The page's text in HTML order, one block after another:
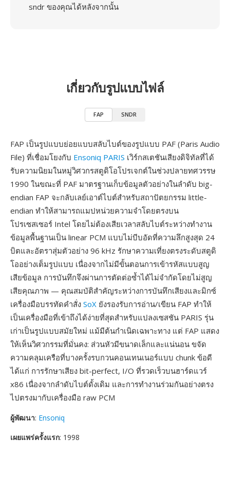
sndr ของคุณได้หลังจากนั้น
เกี่ยวกับรูปแบบไฟล์
FAP SNDR
FAP เป็นรูปแบบย่อยแบบสลับไบต์ของรูปแบบ PAF (Paris Audio
File) ที่เชื่อมโยงกับ Ensoniq PARIS เวิร์กสเตชันเสียงดิจิทัลที่ได้
รับความนิยมในหมู่วิศวกรสตูดิโอโปรเจกต์ในช่วงปลายทศวรรษ
1990 ในขณะที่ PAF มาตรฐานเก็บข้อมูลตัวอย่างในลำดับ big-
endian FAP จะกลับเลย์เอาต์ไบต์สำหรับสถาปัตยกรรม little-
endian ทำให้สามารถแมปหน่วยความจำโดยตรงบน
โปรเซสเซอร์ Intel โดยไม่ต้องเสียเวลาสลับไบต์ระหว่างทำงาน
ข้อมูลพื้นฐานเป็น linear PCM แบบไม่บีบอัดที่ความลึกสูงสุด 24
บิตและอัตราสุ่มตัวอย่าง 96 kHz รักษาความเที่ยงตรงระดับสตูดิ
โออย่างเต็มรูปแบบ เนื่องจากไม่มีขั้นตอนการเข้ารหัสแบบสูญ
เสียข้อมูล การบันทึกจึงผ่านการตัดต่อซ้ำได้ไม่จำกัดโดยไม่สูญ
เสียคุณภาพ — คุณสมบัติสำคัญระหว่างการบันทึกเสียงและมิกซ์
เครื่องมือบรรทัดคำสั่ง SoX ยังรองรับการอ่าน/เขียน FAP ทำให้
เป็นเครื่องมือที่เข้าถึงได้ง่ายที่สุดสำหรับแปลงเซสชัน PARIS รุ่น
เก่าเป็นรูปแบบสมัยใหม่ แม้มีต้นกำเนิดเฉพาะทาง แต่ FAP แสดง
ให้เห็นวิศวกรรมที่มั่นคง: ส่วนหัวมีขนาดเล็กและแน่นอน ขจัด
ความคลุมเครือที่บางครั้งรบกวนคอนเทนเนอร์แบบ chunk ข้อดี
ได้แก่ การรักษาเสียง bit-perfect, I/O ที่รวดเร็วบนฮาร์ดแวร์
x86 เนื่องจากลำดับไบต์ดั้งเดิม และการทำงานร่วมกันอย่างตรง
ไปตรงมากับเครื่องมือ raw PCM
ผู้พัฒนา: Ensoniq
เผยแพร่ครั้งแรก: 1998